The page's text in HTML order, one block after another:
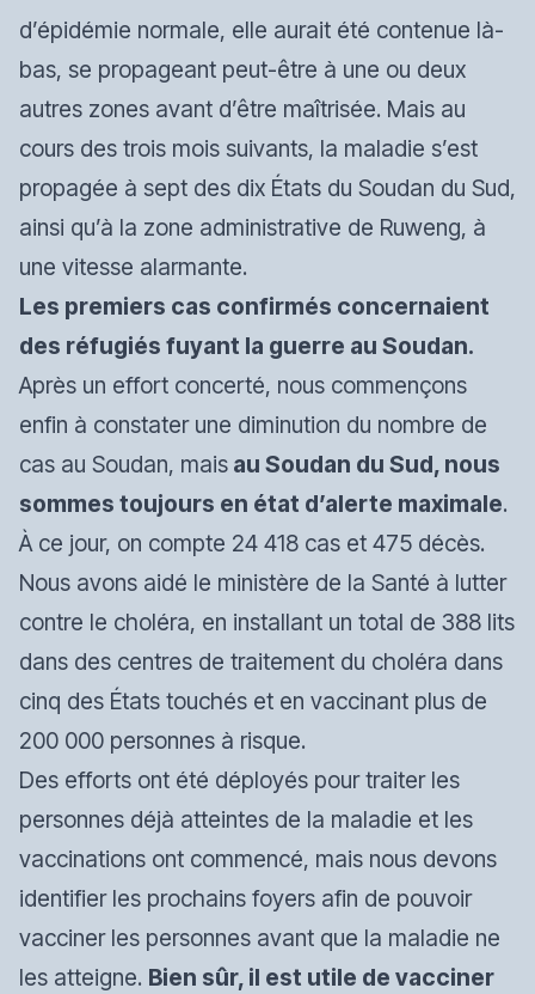
d’épidémie normale, elle aurait été contenue là-
bas, se propageant peut-être à une ou deux
autres zones avant d’être maîtrisée. Mais au
cours des trois mois suivants, la maladie s’est
propagée à sept des dix États du Soudan du Sud,
ainsi qu’à la zone administrative de Ruweng, à
une vitesse alarmante.
Les premiers cas confirmés concernaient
des réfugiés fuyant la guerre au Soudan.
Après un effort concerté, nous commençons
enfin à constater une diminution du nombre de
cas au Soudan, mais au Soudan du Sud, nous
sommes toujours en état d’alerte maximale.
À ce jour, on compte 24 418 cas et 475 décès.
Nous avons aidé le ministère de la Santé à lutter
contre le choléra, en installant un total de 388 lits
dans des centres de traitement du choléra dans
cinq des États touchés et en vaccinant plus de
200 000 personnes à risque.
Des efforts ont été déployés pour traiter les
personnes déjà atteintes de la maladie et les
vaccinations ont commencé, mais nous devons
identifier les prochains foyers afin de pouvoir
vacciner les personnes avant que la maladie ne
les atteigne. Bien sûr, il est utile de vacciner